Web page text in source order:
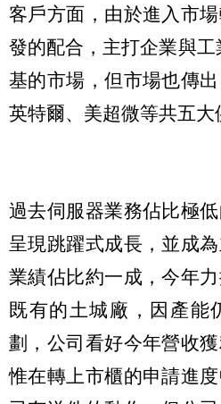
客戶方面，由於進入市
發的配合，主打企業與工
基的市場，但市場也傳
英特爾、美超微等共五大
過去伺服器業務佔比極
呈現跳躍式成長，並成
業績佔比約一成，今年
既有的土城廠，因產能
劃，公司看好今年營收
惟在轉上市櫃的申請進